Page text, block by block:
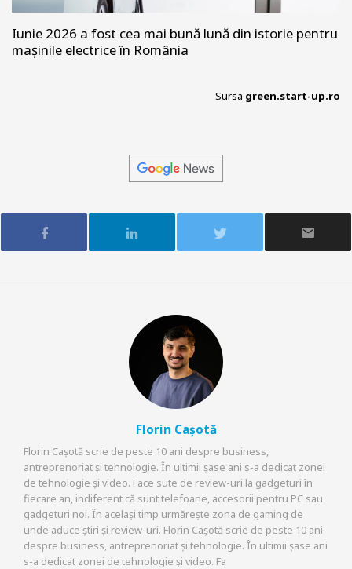
Iunie 2026 a fost cea mai bună lună din istorie pentru
mașinile electrice în România
Sursa green.start-up.ro
Florin Cașotă
Florin Cașotă scrie de peste 10 ani despre business,
antreprenoriat și tehnologie. În ultimii șase ani s-a dedicat zonei
de tehnologie și video. Face sute de review-uri la gadgeturi în
fiecare an, indiferent că sunt telefoane, accesorii pentru PC sau
gadgeturi noi. În același timp urmărește zona de gaming de
unde aduce știri și review-uri. Florin Cașotă scrie de peste 10 ani
despre business, antreprenoriat și tehnologie. În ultimii șase ani
s-a dedicat zonei de tehnologie și video. Fa